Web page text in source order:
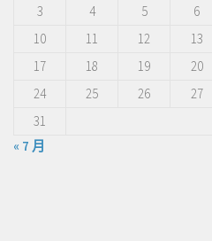
3
4 5 6
10
11 12 13
17
18 19 20
24
25 26 27
31
« 7 月